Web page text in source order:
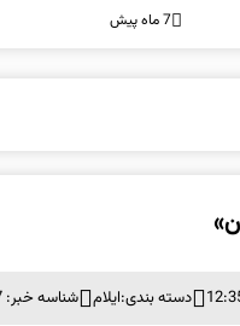
7 ماه پیش
دسته بندی:ایلام شناسه خبر: 1277